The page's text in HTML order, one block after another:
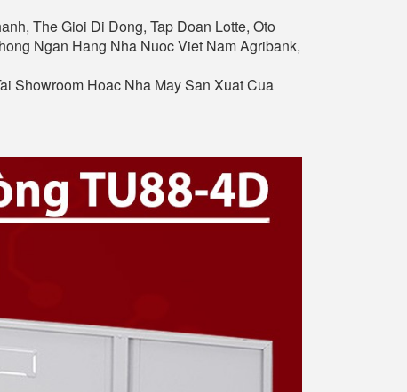
The Gioi Di Dong, Tap Doan Lotte, Oto
Ngan Hang Nha Nuoc Viet Nam Agribank,
Showroom Hoac Nha May San Xuat Cua